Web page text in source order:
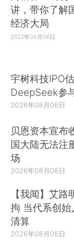
讲，带你了解
经济大局
2022年04月06日
宇树科技IPO
DeepSeek参
2026年08月06日
贝恩资本宣布
国大陆无法注
场
2026年08月06日
【我闻】艾
拘 当代系创
清算
2026年08月06日